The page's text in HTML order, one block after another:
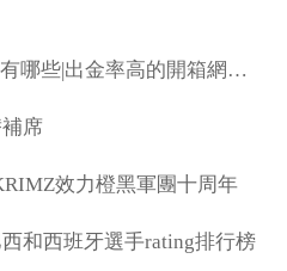
些|出金率高的開箱網站盤點
席
效力橙黑軍團十周年
和西班牙選手rating排行榜